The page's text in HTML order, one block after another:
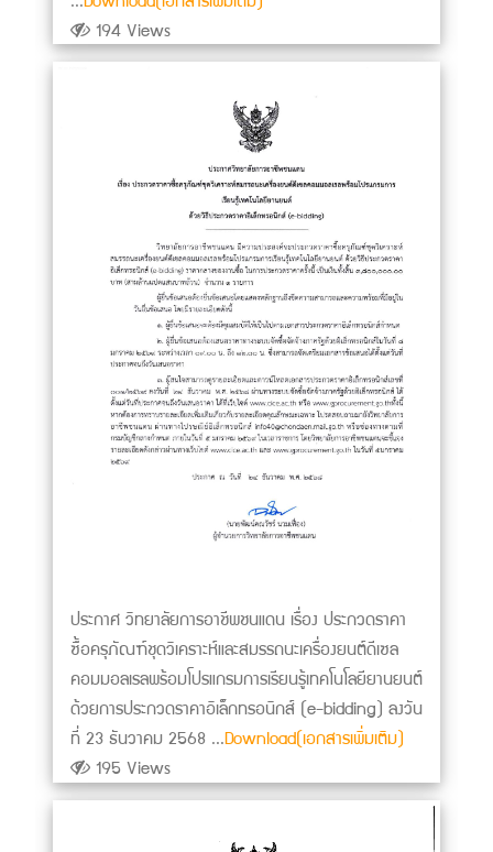
194 Views
ประกาศ วิทยาลัยการอาชีพชนแดน เรื่อง ประกวดราคา
ซื้อครุภัณฑ์ชุดวิเคราะห์และสมรรถนะเครื่องยนต์ดีเซล
คอมมอลเรลพร้อมโปรแกรมการเรียนรู้เทคโนโลยียานยนต์
ด้วยการประกวดราคาอิเล็กทรอนิกส์ (e-bidding) ลงวัน
ที่ 23 ธันวาคม 2568 ...Download(เอกสารเพิ่มเติม)
195 Views